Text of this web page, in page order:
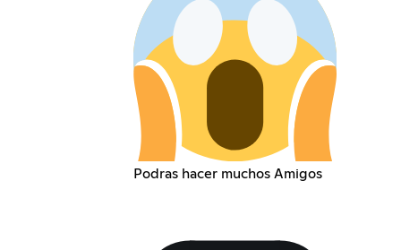
Podras hacer muchos Amigos